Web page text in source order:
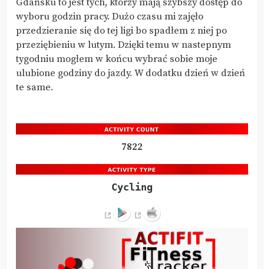
Gdańsku to jest tych, którzy mają szybszy dostęp do
wyboru godzin pracy. Dużo czasu mi zajęło
przedzieranie się do tej ligi bo spadłem z niej po
przeziębieniu w lutym. Dzięki temu w nastepnym
tygodniu mogłem w końcu wybrać sobie moje
ulubione godziny do jazdy. W dodatku dzień w dzień
te same.
7822
Cycling